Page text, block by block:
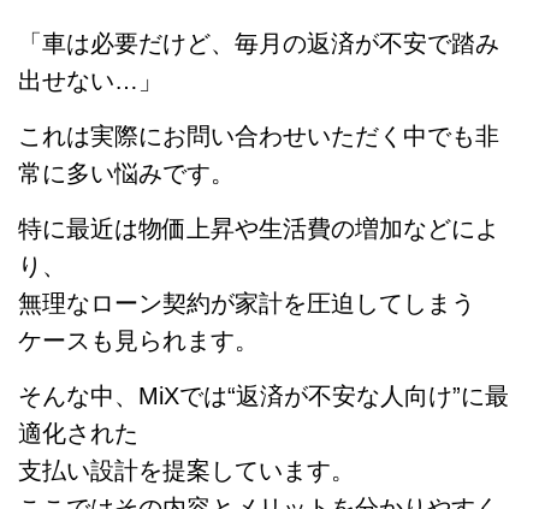
「車は必要だけど、毎月の返済が不安で踏み
出せない…」
これは実際にお問い合わせいただく中でも非
常に多い悩みです。
特に最近は物価上昇や生活費の増加などによ
り、
無理なローン契約が家計を圧迫してしまう
ケースも見られます。
そんな中、MiXでは“返済が不安な人向け”に最
適化された
支払い設計を提案しています。